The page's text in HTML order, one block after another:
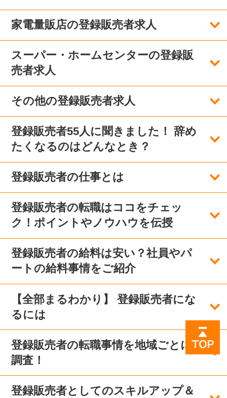
家電量販店の登録販売者求人
スーパー・ホームセンターの登録販
売者求人
その他の登録販売者求人
登録販売者55人に聞きました！ 辞め
たくなるのはどんなとき？
登録販売者の仕事とは
登録販売者の転職はココをチェッ
ク！ポイントやノウハウを伝授
登録販売者の給料は安い？社員やパ
ートの給料事情をご紹介
【全部まるわかり】 登録販売者にな
るには
登録販売者の転職事情を地域ごとに
調査！
登録販売者としてのスキルアップ＆